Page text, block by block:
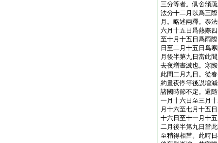
三分等者。倶舍頌
法分十二月以爲三
月。略述兩釋。泰
六月十五日爲熱際
至十月十五日爲雨
日至二月十五日爲
月後半第九日當此
去夜増晝滅也。寒
此間二月九日。從
約晝夜停等後説増
諸國時節不定。還
一月十六日至三月
月十六至七月十五
十六日至十一月十
二月後半第九日當
至稍得相當。此時